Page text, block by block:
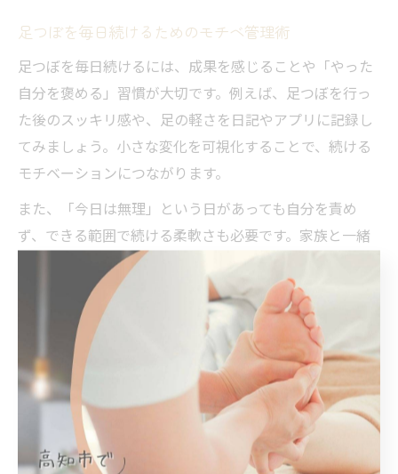
足つぼを毎日続けるためのモチベ管理術
足つぼを毎日続けるには、成果を感じることや「やった
自分を褒める」習慣が大切です。例えば、足つぼを行っ
た後のスッキリ感や、足の軽さを日記やアプリに記録し
てみましょう。小さな変化を可視化することで、続ける
モチベーションにつながります。
また、「今日は無理」という日があっても自分を責め
ず、できる範囲で続ける柔軟さも必要です。家族と一緒
に取り組んだり、SNSや知恵袋などで継続のコツや体験
談を共有するのも励みになります。自分のペースを大切
に、「限界が来る前」のサインを見逃さず、無理なく楽
しく続けることが、足つぼ習慣を長く保つコツです。
足裏マッサージで健康維持を目指
す秘訣